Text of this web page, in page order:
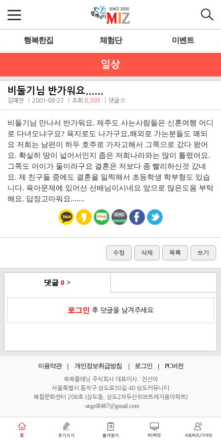
행복한집 체험단 이벤트
일상
비둘기님 반가워요......
김매연 2001-08-27 조회 8,393 댓글 0
비둘기님 만나서 반가워요. 제주도 사는사람들은 신혼여행 어디
로 다녀오냐구요? 육지로도 나가구요,해외로 가는분들도 꽤되
요 저희는 남편이 하두 호주로 가자고해서 그쪽으로 갔다 왔어
요. 확실히 땅이 넓어서인지 좁은 저희나라와는 많이 틀렸어요.
그쪽도 아이가 둘이라구요 결혼은 저보다 좀 빨리하신것 갔네
요. 제 친구들 중에도 결혼을 일찍해서 초등학생 학부형도 있습
니다. 육아문제에 있어선 선배님이시네요 앞으로 많은도움 부탁
해요. 답장고마워요.......
수정 삭제 목록 쓰기
댓글 0 >
로그인 후 덧글을 남겨주세요
이용약관 개인정보취급방침 로그인 PC버전
쑥쑥플래닛 주식회사 대표이사 : 천선아
서울특별시 동작구 상도로30길 40 상도커뮤니티
복합문화센터 206호 (상도동, 상도2차두산위브트레지움아파트)
· angel8467@gmail.com